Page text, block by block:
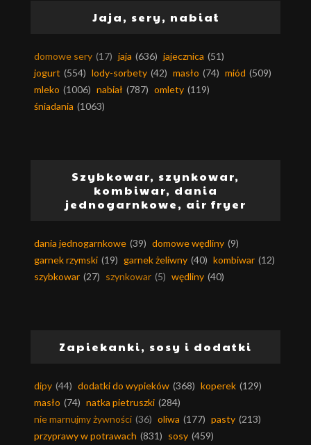
Jaja, sery, nabiał
domowe sery (17) jaja (636) jajecznica (51)
jogurt (554) lody-sorbety (42) masło (74) miód (509)
mleko (1006) nabiał (787) omlety (119)
śniadania (1063)
Szybkowar, szynkowar,
kombiwar, dania
jednogarnkowe, air fryer
dania jednogarnkowe (39) domowe wędliny (9)
garnek rzymski (19) garnek żeliwny (40) kombiwar (12)
szybkowar (27) szynkowar (5) wędliny (40)
Zapiekanki, sosy i dodatki
dipy (44) dodatki do wypieków (368) koperek (129)
masło (74) natka pietruszki (284)
nie marnujmy żywności (36) oliwa (177) pasty (213)
przyprawy w potrawach (831) sosy (459)